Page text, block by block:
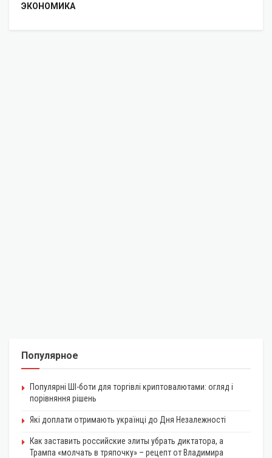
ЭКОНОМИКА
Популярное
Популярні ШІ-боти для торгівлі криптовалютами: огляд і
порівняння рішень
Які доплати отримають українці до Дня Незалежності
Как заставить российские элиты убрать диктатора, а
Трампа «молчать в тряпочку» – рецепт от Владимира